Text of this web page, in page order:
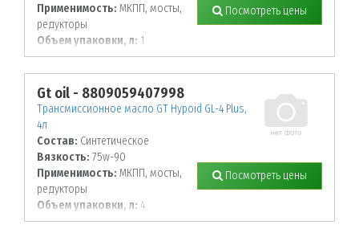
Применимость: МКПП, мосты,
редукторы
Объем упаковки, л: 1
Посмотреть цены
Gt oil - 8809059407998
Трансмиссионное масло GT Hypoid GL-4 Plus,
4л
Состав: Синтетическое
Вязкость: 75w-90
Применимость: МКПП, мосты,
редукторы
Объем упаковки, л: 4
Посмотреть цены